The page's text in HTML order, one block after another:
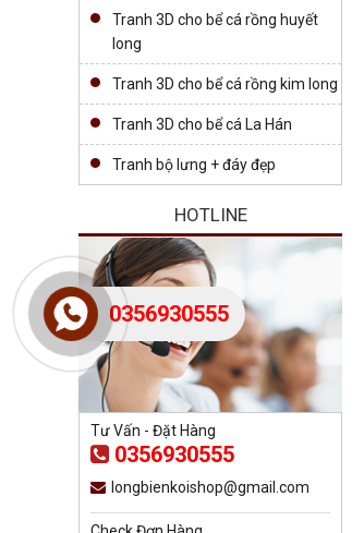
Tranh 3D cho bể cá rồng huyết
long
Tranh 3D cho bể cá rồng kim long
Tranh 3D cho bể cá La Hán
Tranh bộ lưng + đáy đẹp
HOTLINE
Tư Vấn - Đặt Hàng
0356930555
longbienkoishop@gmail.com
0356930555